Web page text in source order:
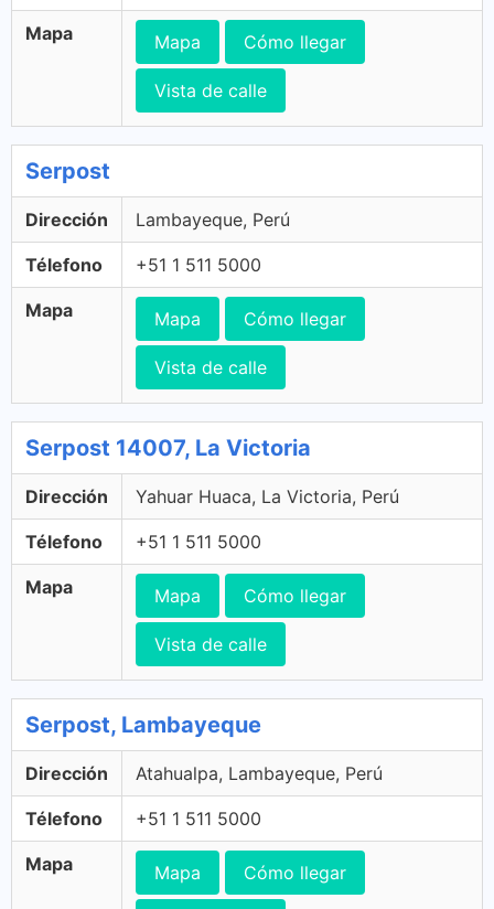
Mapa Mapa Cómo llegar
Vista de calle
Serpost
Dirección Lambayeque, Perú
Télefono +51 1 511 5000
Mapa Mapa Cómo llegar
Vista de calle
Serpost 14007, La Victoria
Dirección Yahuar Huaca, La Victoria, Perú
Télefono +51 1 511 5000
Mapa Mapa Cómo llegar
Vista de calle
Serpost, Lambayeque
Dirección Atahualpa, Lambayeque, Perú
Télefono +51 1 511 5000
Mapa Mapa Cómo llegar